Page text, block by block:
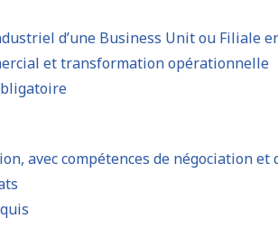
d’une Business Unit ou Filiale
et transformation opérationnelle
avec compétences de négociation et